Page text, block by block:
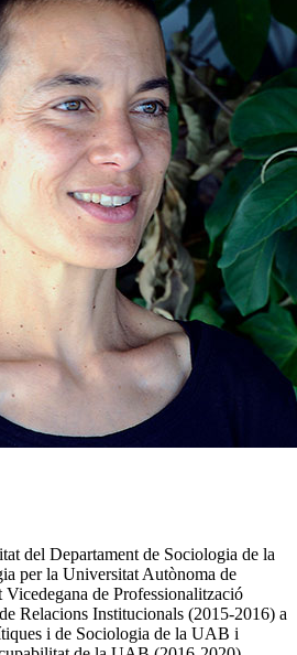
del Departament de Sociologia de la
per la Universitat Autònoma de
de Professionalització
Relacions Institucionals (2015-2016) a
i de Sociologia de la UAB i